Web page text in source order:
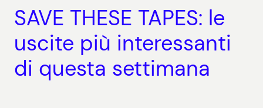
SAVE THESE TAPES: le
uscite più interessanti
di questa settimana